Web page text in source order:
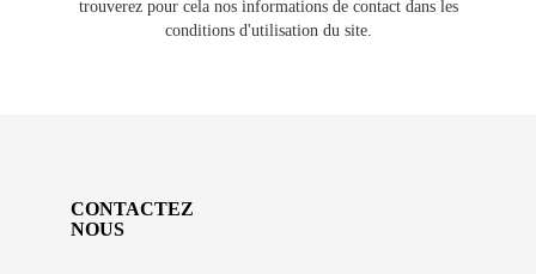
trouverez pour cela nos informations de contact dans les
conditions d'utilisation du site.
CONTACTEZ
NOUS